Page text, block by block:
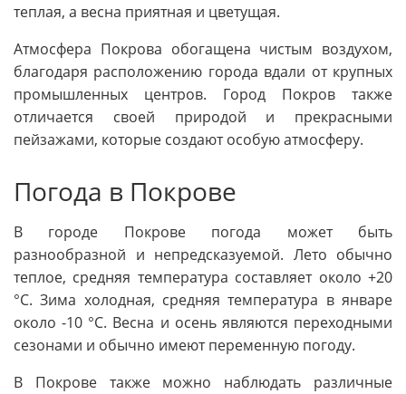
теплая, а весна приятная и цветущая.
Атмосфера Покрова обогащена чистым воздухом,
благодаря расположению города вдали от крупных
промышленных центров. Город Покров также
отличается своей природой и прекрасными
пейзажами, которые создают особую атмосферу.
Погода в Покрове
В городе Покрове погода может быть
разнообразной и непредсказуемой. Лето обычно
теплое, средняя температура составляет около +20
°C. Зима холодная, средняя температура в январе
около -10 °C. Весна и осень являются переходными
сезонами и обычно имеют переменную погоду.
В Покрове также можно наблюдать различные